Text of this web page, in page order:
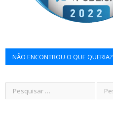
NÃO ENCONTROU O QUE QUERIA?